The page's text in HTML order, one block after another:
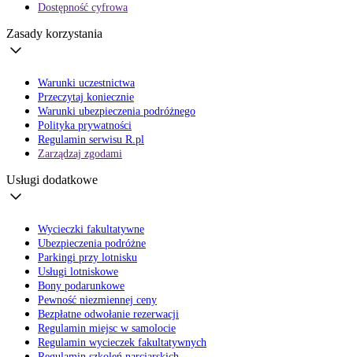
Dostępność cyfrowa
Zasady korzystania
Warunki uczestnictwa
Przeczytaj koniecznie
Warunki ubezpieczenia podróżnego
Polityka prywatności
Regulamin serwisu R.pl
Zarządzaj zgodami
Usługi dodatkowe
Wycieczki fakultatywne
Ubezpieczenia podróżne
Parkingi przy lotnisku
Usługi lotniskowe
Bony podarunkowe
Pewność niezmiennej ceny
Bezpłatne odwołanie rezerwacji
Regulamin miejsc w samolocie
Regulamin wycieczek fakultatywnych